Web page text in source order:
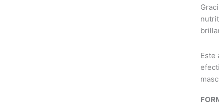
Este